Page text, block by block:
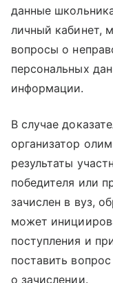
данные
личный кабинет,
вопросы о
персональных
информации.
В случае
организатор
результаты
победителя или
зачислен в вуз,
может
поступления и
поставить
о зачислении.